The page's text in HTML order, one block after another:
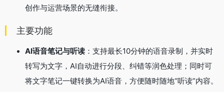
创作与运营场景的无缝衔接。
主要功能
AI语音笔记与听读 ：支持最长10分钟的语音录制，并实时
转写为文字，AI自动进行分段、纠错等润色处理；同时可
将文字笔记一键转换为AI语音，方便随时随地“听读”内容。